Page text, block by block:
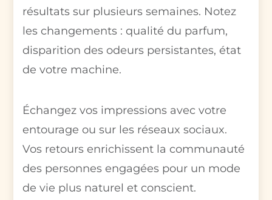
résultats sur plusieurs semaines. Notez
les changements : qualité du parfum,
disparition des odeurs persistantes, état
de votre machine.
Échangez vos impressions avec votre
entourage ou sur les réseaux sociaux.
Vos retours enrichissent la communauté
des personnes engagées pour un mode
de vie plus naturel et conscient.